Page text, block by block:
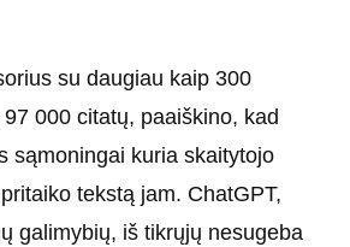
su daugiau kaip 300
000 citatų, paaiškino, kad
sąmoningai kuria skaitytojo
tekstą jam. ChatGPT,
galimybių, iš tikrųjų nesugeba